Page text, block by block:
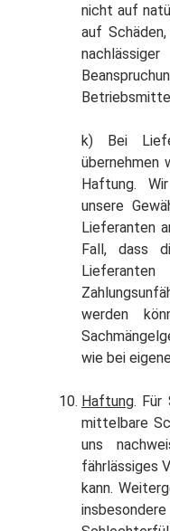
nicht auf
auf
k) Bei
übernehmen
Haftung.
unsere
Lieferanten
Fall, dass
werden
wie bei
Haftung. Für
mittelbare
uns
fährlässiges
kann.